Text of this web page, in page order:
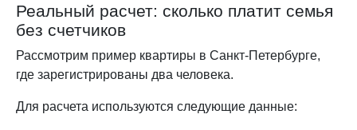
Реальный расчет: сколько платит семья
без счетчиков
Рассмотрим пример квартиры в Санкт-Петербурге,
где зарегистрированы два человека.
Для расчета используются следующие данные: